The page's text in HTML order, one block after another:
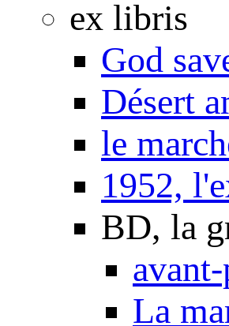
ex libris
God
Désert
le
1952,
BD, la
La